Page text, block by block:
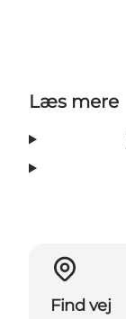
Læs mere
Find vej